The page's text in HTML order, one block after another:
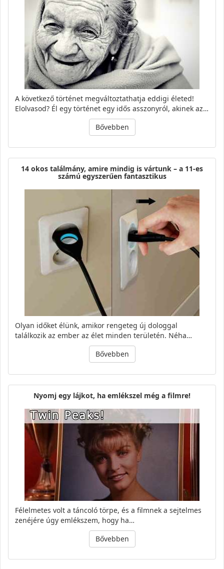
A következő történet megváltoztathatja eddigi életed!
Elolvasod? Él egy történet egy idős asszonyról, akinek az…
Bővebben
14 okos találmány, amire mindig is vártunk – a 11-es
számú egyszerűen fantasztikus
Olyan időket élünk, amikor rengeteg új dologgal
találkozik az ember az élet minden területén. Néha…
Bővebben
Nyomj egy lájkot, ha emlékszel még a filmre!
Félelmetes volt a táncoló törpe, és a filmnek a sejtelmes
zenéjére úgy emlékszem, hogy ha…
Bővebben